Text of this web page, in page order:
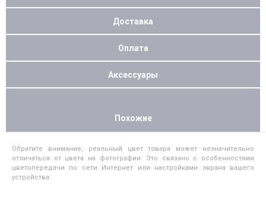
Доставка
Оплата
Аксессуары
Похожие
Обратите внимание, реальный цвет товара может незначительно
отличаться от цвета на фотографии. Это связано с особенностями
цветопередачи по сети Интернет или настройками экрана вашего
устройства.